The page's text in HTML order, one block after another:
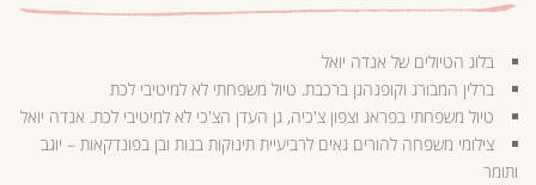
בלוג הטיולים של אנדה יואל
ברלין המבורג וקופנהגן ברכבת. טיול משפחתי לא למיטיבי לכת
טיול משפחתי בפראג וצפון צ'כיה, גן העדן הצ'כי לא למיטיבי לכת. אנדה יואל
צילומי משפחה להורים גאים לרביעיית תינוקות בנות ובן בפונדקאות – יוגב
ותומר